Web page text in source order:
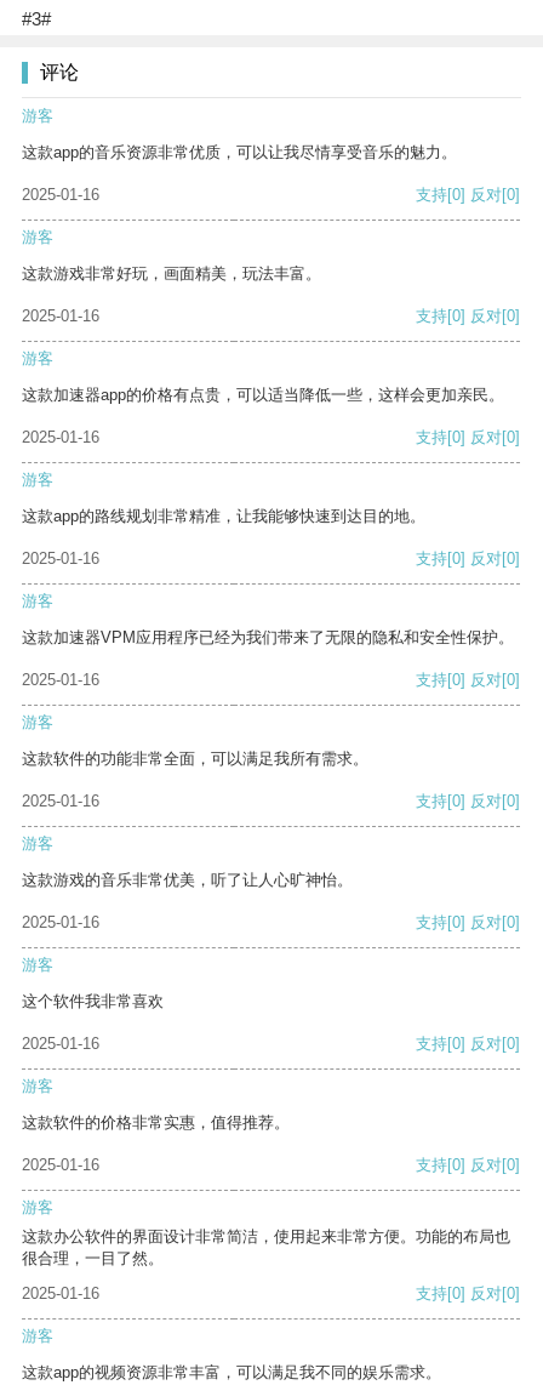
#3#
评论
游客
这款app的音乐资源非常优质，可以让我尽情享受音乐的魅力。
2025-01-16 支持[0] 反对[0]
游客
这款游戏非常好玩，画面精美，玩法丰富。
2025-01-16 支持[0] 反对[0]
游客
这款加速器app的价格有点贵，可以适当降低一些，这样会更加亲民。
2025-01-16 支持[0] 反对[0]
游客
这款app的路线规划非常精准，让我能够快速到达目的地。
2025-01-16 支持[0] 反对[0]
游客
这款加速器VPM应用程序已经为我们带来了无限的隐私和安全性保护。
2025-01-16 支持[0] 反对[0]
游客
这款软件的功能非常全面，可以满足我所有需求。
2025-01-16 支持[0] 反对[0]
游客
这款游戏的音乐非常优美，听了让人心旷神怡。
2025-01-16 支持[0] 反对[0]
游客
这个软件我非常喜欢
2025-01-16 支持[0] 反对[0]
游客
这款软件的价格非常实惠，值得推荐。
2025-01-16 支持[0] 反对[0]
游客
这款办公软件的界面设计非常简洁，使用起来非常方便。功能的布局也
很合理，一目了然。
2025-01-16
支持[0] 反对[0]
游客
这款app的视频资源非常丰富，可以满足我不同的娱乐需求。